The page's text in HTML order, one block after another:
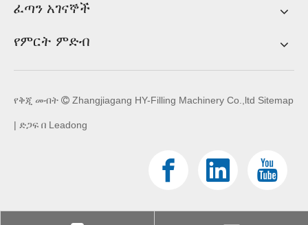
ፈጣን አገናኞች
የምርት ምድብ
የቅጂ መብት  Zhangjiagang HY-Filling Machinery Co.,ltd Sitemap
| ድጋፍ በ Leadong